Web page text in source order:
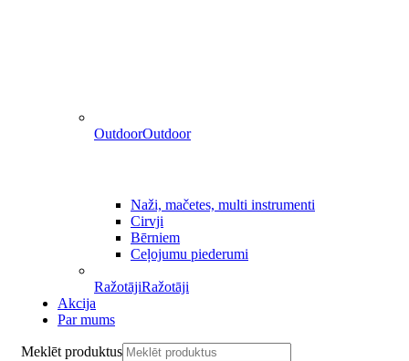
OutdoorOutdoor
Naži, mačetes, multi instrumenti
Cirvji
Bērniem
Ceļojumu piederumi
RažotājiRažotāji
Akcija
Par mums
Meklēt produktus